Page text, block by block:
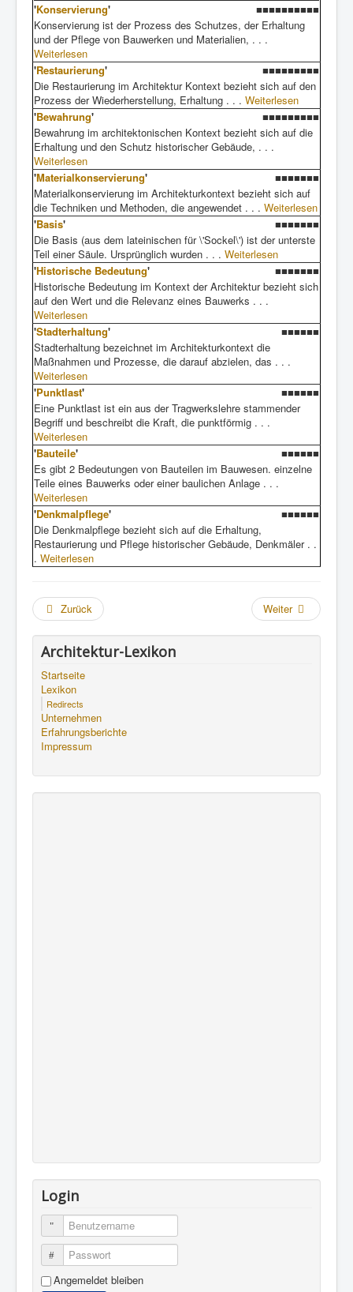
'Konservierung'
■■■■■■■■■■
Konservierung ist der Prozess des Schutzes, der Erhaltung
und der Pflege von Bauwerken und Materialien, . . .
Weiterlesen
'Restaurierung'
■■■■■■■■■
Die Restaurierung im Architektur Kontext bezieht sich auf den
Prozess der Wiederherstellung, Erhaltung . . . Weiterlesen
'Bewahrung'
■■■■■■■■■
Bewahrung im architektonischen Kontext bezieht sich auf die
Erhaltung und den Schutz historischer Gebäude, . . .
Weiterlesen
'Materialkonservierung'
■■■■■■■
Materialkonservierung im Architekturkontext bezieht sich auf
die Techniken und Methoden, die angewendet . . . Weiterlesen
'Basis'
■■■■■■■
Die Basis (aus dem lateinischen für \'Sockel\') ist der unterste
Teil einer Säule. Ursprünglich wurden . . . Weiterlesen
'Historische Bedeutung'
■■■■■■■
Historische Bedeutung im Kontext der Architektur bezieht sich
auf den Wert und die Relevanz eines Bauwerks . . .
Weiterlesen
'Stadterhaltung'
■■■■■■
Stadterhaltung bezeichnet im Architekturkontext die
Maßnahmen und Prozesse, die darauf abzielen, das . . .
Weiterlesen
'Punktlast'
■■■■■■
Eine Punktlast ist ein aus der Tragwerkslehre stammender
Begriff und beschreibt die Kraft, die punktförmig . . .
Weiterlesen
'Bauteile'
■■■■■■
Es gibt 2 Bedeutungen von Bauteilen im Bauwesen. einzelne
Teile eines Bauwerks oder einer baulichen Anlage . . .
Weiterlesen
'Denkmalpflege'
■■■■■■
Die Denkmalpflege bezieht sich auf die Erhaltung,
Restaurierung und Pflege historischer Gebäude, Denkmäler . .
. Weiterlesen
Zurück Weiter
Architektur-Lexikon
Startseite
Lexikon
Redirects
Unternehmen
Erfahrungsberichte
Impressum
Login
Benutzername
Passwort
Angemeldet bleiben